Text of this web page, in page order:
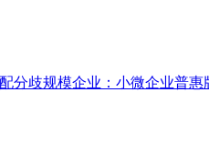
歧规模企业：小微企业普